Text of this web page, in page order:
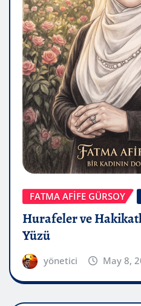
FATMA AFİFE GÜRSOY
Hurafeler ve
Yüzü
yönetici May 8,